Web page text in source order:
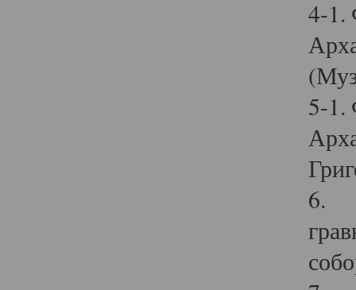
4-1.
5-1.
6.